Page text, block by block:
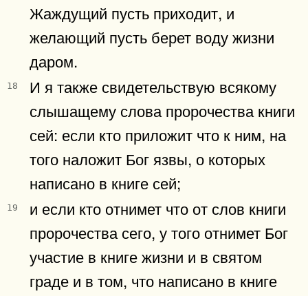
Жаждущий пусть приходит, и
желающий пусть берет воду жизни
даром.
18
И я также свидетельствую всякому
слышащему слова пророчества книги
сей: если кто приложит что к ним, на
того наложит Бог язвы, о которых
написано в книге сей;
19
и если кто отнимет что от слов книги
пророчества сего, у того отнимет Бог
участие в книге жизни и в святом
граде и в том, что написано в книге